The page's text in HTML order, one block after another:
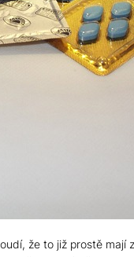
že to již prostě